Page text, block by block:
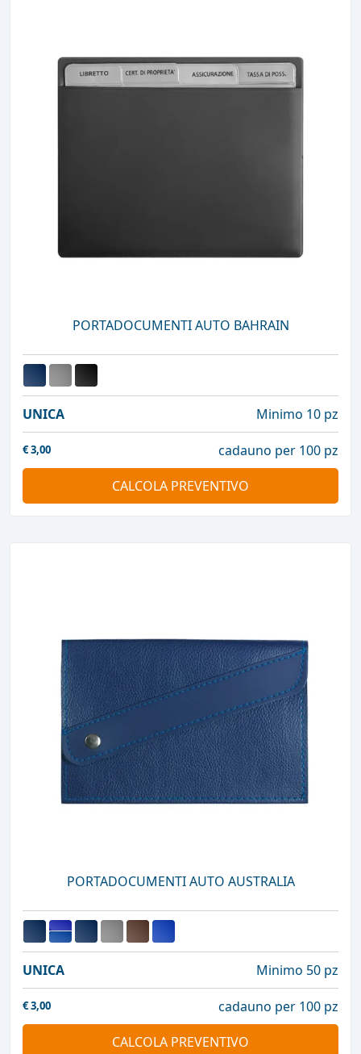
PORTADOCUMENTI AUTO BAHRAIN
UNICA Minimo 10 pz
€3,00
cadauno per 100 pz
CALCOLA PREVENTIVO
PORTADOCUMENTI AUTO AUSTRALIA
UNICA Minimo 50 pz
€3,00
cadauno per 100 pz
CALCOLA PREVENTIVO